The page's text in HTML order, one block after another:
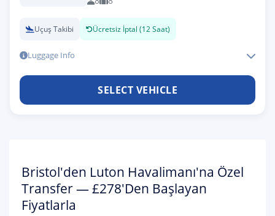
Uçuş Takibi Ücretsiz İptal (12 Saat)
Luggage Info
SELECT VEHICLE
Bristol'den Luton Havalimanı'na Özel
Transfer — £278'den Başlayan
Fiyatlarla